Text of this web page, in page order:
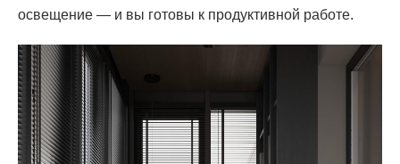
освещение — и вы готовы к продуктивной работе.